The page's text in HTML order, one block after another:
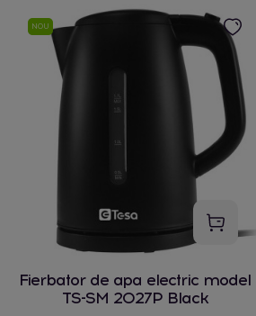
NOU
Fierbator de apa electric model
TS-SM 2027P Black